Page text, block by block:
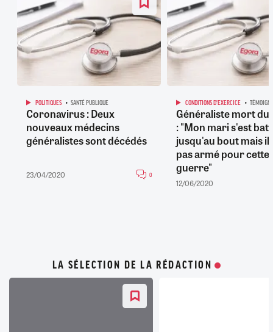
POLITIQUES SANTÉ PUBLIQUE
Coronavirus : Deux
nouveaux médecins
généralistes sont décédés
23/04/2020 0
CONDITIONS D'EXERCICE
Généraliste mort du
: "Mon mari s'est
jusqu'au bout mais il
pas armé pour cette
guerre"
12/06/2020
LA SÉLECTION DE LA RÉDACTION